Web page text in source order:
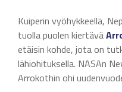
Kuiperin vyöhykkeellä,
tuolla puolen kiertävä
etäisin kohde, jota on
lähiohituksella. NASAn
Arrokothin ohi